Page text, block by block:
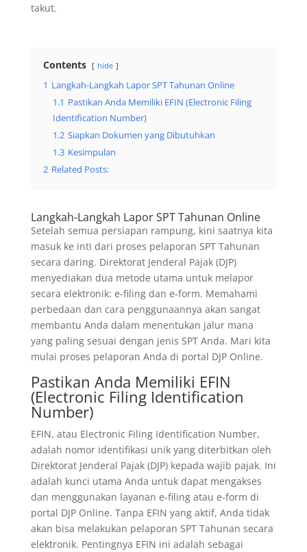
takut.
Contents hide
1 Langkah-Langkah Lapor SPT Tahunan Online
1.1 Pastikan Anda Memiliki EFIN (Electronic Filing
Identification Number)
1.2 Siapkan Dokumen yang Dibutuhkan
1.3 Kesimpulan
2 Related Posts:
Langkah-Langkah Lapor SPT Tahunan Online
Setelah semua persiapan rampung, kini saatnya kita
masuk ke inti dari proses pelaporan SPT Tahunan
secara daring. Direktorat Jenderal Pajak (DJP)
menyediakan dua metode utama untuk melapor
secara elektronik: e-filing dan e-form. Memahami
perbedaan dan cara penggunaannya akan sangat
membantu Anda dalam menentukan jalur mana
yang paling sesuai dengan jenis SPT Anda. Mari kita
mulai proses pelaporan Anda di portal DJP Online.
Pastikan Anda Memiliki EFIN
(Electronic Filing Identification
Number)
EFIN, atau Electronic Filing Identification Number,
adalah nomor identifikasi unik yang diterbitkan oleh
Direktorat Jenderal Pajak (DJP) kepada wajib pajak. Ini
adalah kunci utama Anda untuk dapat mengakses
dan menggunakan layanan e-filing atau e-form di
portal DJP Online. Tanpa EFIN yang aktif, Anda tidak
akan bisa melakukan pelaporan SPT Tahunan secara
elektronik. Pentingnya EFIN ini adalah sebagai